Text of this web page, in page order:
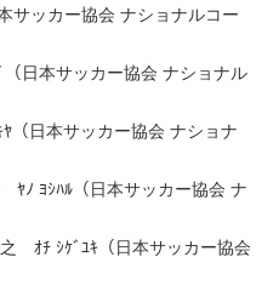
ッカー協会 ナショナルコー
日本サッカー協会 ナショナル
日本サッカー協会 ナショナ
ﾉ ﾖｼﾊﾙ（日本サッカー協会 ナ
ｵﾁ ｼｹﾞﾕｷ（日本サッカー協会